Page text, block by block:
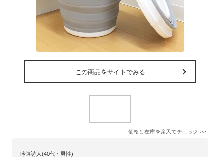
この商品をサイトでみる
価格と在庫を楽天でチェック >>
吟遊詩人(40代・男性)